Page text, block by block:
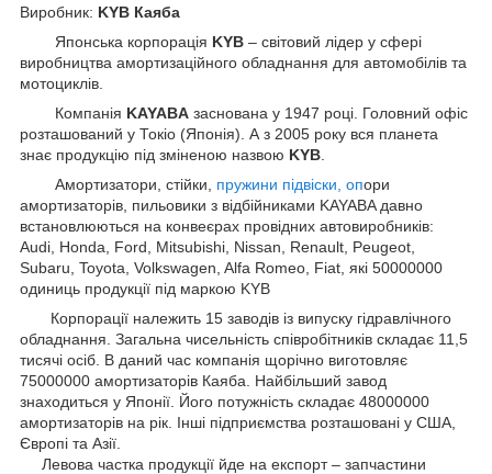
Виробник: KYB Каяба
Японська корпорація KYB – світовий лідер у сфері
виробництва амортизаційного обладнання для автомобілів та
мотоциклів.
Компанія KAYABA заснована у 1947 році. Головний офіс
розташований у Токіо (Японія). А з 2005 року вся планета
знає продукцію під зміненою назвою KYB
Амортизатори, стійки, пружини підвіски, опори
амортизаторів, пильовики з відбійниками KAYABA давно
встановлюються на конвеєрах провідних автовиробників:
Audi, Honda, Ford, Mitsubishi, Nissan, Renault, Peugeot,
Subaru, Toyota, Volkswagen, Alfa Romeo, Fiat, які 50000000
одиниць продукції під маркою KYB
Корпорації належить 15 заводів із випуску гідравлічного
обладнання. Загальна чисельність співробітників складає 11,5
тисячі осіб. В даний час компанія щорічно виготовляє
75000000 амортизаторів Каяба. Найбільший завод
знаходиться у Японії. Його потужність складає 48000000
амортизаторів на рік. Інші підприємства розташовані у США,
Європі та Азії.
Левова частка продукції йде на експорт – запчастини